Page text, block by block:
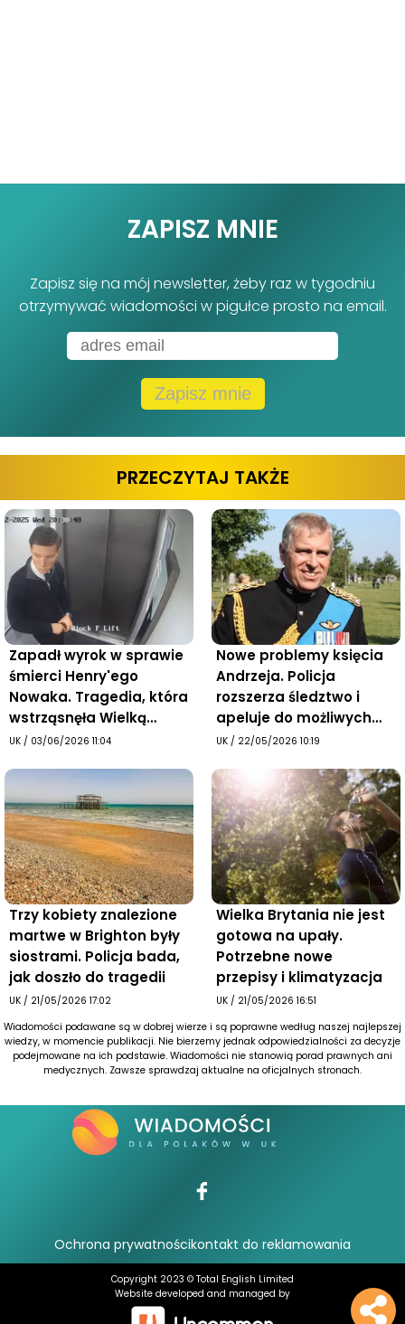
ZAPISZ MNIE
Zapisz się na mój newsletter, żeby raz w tygodniu
otrzymywać wiadomości w pigułce prosto na email.
Zapisz mnie
PRZECZYTAJ TAKŻE
Zapadł wyrok w sprawie
śmierci Henry'ego
Nowaka. Tragedia, która
wstrząsnęła Wielką
Brytanią
UK / 03/06/2026 11:04
Nowe problemy księcia
Andrzeja. Policja
rozszerza śledztwo i
apeluje do możliwych
ofiar
UK / 22/05/2026 10:19
Trzy kobiety znalezione
martwe w Brighton były
siostrami. Policja bada,
jak doszło do tragedii
UK / 21/05/2026 17:02
Wielka Brytania nie jest
gotowa na upały.
Potrzebne nowe
przepisy i klimatyzacja
UK / 21/05/2026 16:51
Wiadomości podawane są w dobrej wierze i są poprawne według naszej najlepszej
wiedzy, w momencie publikacji. Nie bierzemy jednak odpowiedzialności za decyzje
podejmowane na ich podstawie. Wiadomości nie stanowią porad prawnych ani
medycznych. Zawsze sprawdzaj aktualne na oficjalnych stronach.
Ochrona prywatnościkontakt do reklamowania
Copyright 2023 © Total English Limited
Website developed and managed by